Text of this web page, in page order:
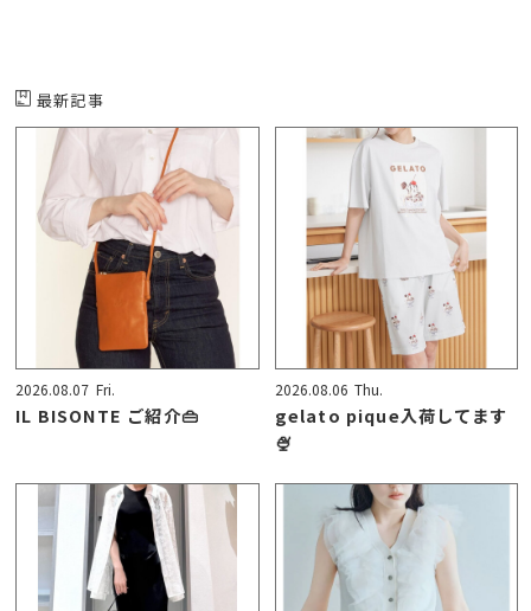
最新記事
2026.08.07 Fri.
IL BISONTE ご紹介👜
2026.08.06 Thu.
gelato pique入荷してます
🍨